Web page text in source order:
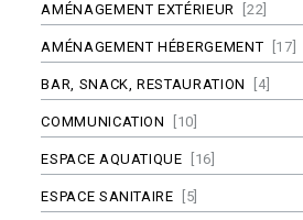
AMÉNAGEMENT EXTÉRIEUR [22]
AMÉNAGEMENT HÉBERGEMENT [17]
BAR, SNACK, RESTAURATION [4]
COMMUNICATION [10]
ESPACE AQUATIQUE [16]
ESPACE SANITAIRE [5]